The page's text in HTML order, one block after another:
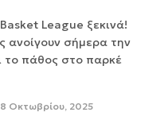
League ξεκινά!
ανοίγουν σήμερα την
το πάθος στο παρκέ
Οκτωβρίου, 2025